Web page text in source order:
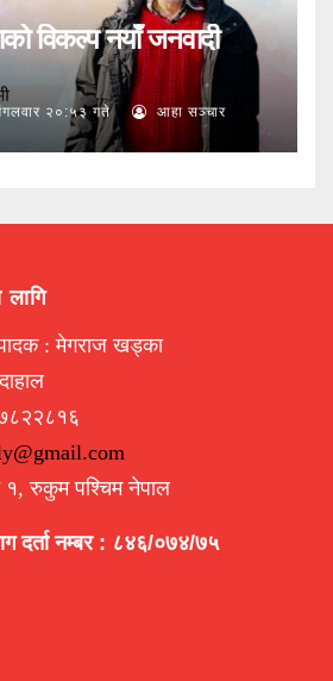
विकल्प नयाँ जनवादी
२०:५३ गते आहा सञ्चार
: मेगराज खड्का
१, रुकुम पश्चिम नेपाल
दर्ता नम्बर : ८४६/०७४/७५